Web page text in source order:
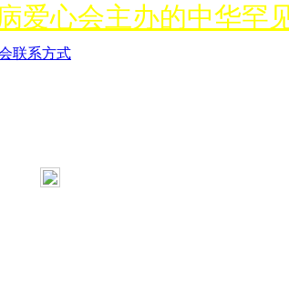
爱心会主办的中华
联系方式